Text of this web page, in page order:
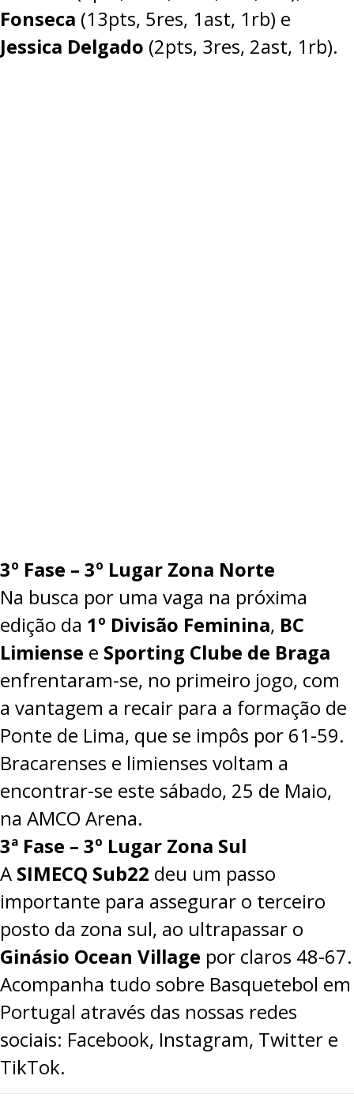
Fonseca (13pts, 5res, 1ast, 1rb) e
Jessica Delgado (2pts, 3res, 2ast, 1rb).
3º Fase – 3º Lugar Zona Norte
Na busca por uma vaga na próxima
edição da 1º Divisão Feminina, BC
Limiense e Sporting Clube de Braga
enfrentaram-se, no primeiro jogo, com
a vantagem a recair para a formação de
Ponte de Lima, que se impôs por 61-59.
Bracarenses e limienses voltam a
encontrar-se este sábado, 25 de Maio,
na AMCO Arena.
3ª Fase – 3º Lugar Zona Sul
A SIMECQ Sub22 deu um passo
importante para assegurar o terceiro
posto da zona sul, ao ultrapassar o
Ginásio Ocean Village por claros 48-67.
Acompanha tudo sobre Basquetebol em
Portugal através das nossas redes
sociais: Facebook, Instagram, Twitter e
TikTok.